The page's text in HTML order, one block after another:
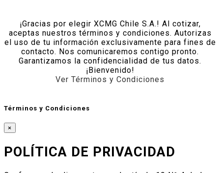
¡Gracias por elegir XCMG Chile S.A.! Al cotizar,
aceptas nuestros términos y condiciones. Autorizas
el uso de tu información exclusivamente para fines de
contacto. Nos comunicaremos contigo pronto.
Garantizamos la confidencialidad de tus datos.
¡Bienvenido!
Ver Términos y Condiciones
Términos y Condiciones
×
POLÍTICA DE PRIVACIDAD